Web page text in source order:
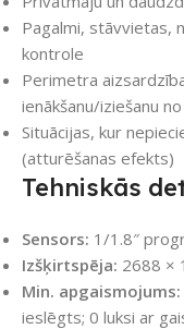
Pagalmi, stāvvietas,
kontrole
Perimetra
ienākšanu/iziešanu
Situācijas, kur
(atturēšanas efekts)
Tehniskās
Sensors: 1/1.8″
Izšķirtspēja: 2688 ×
Min. apgaismojums:
ieslēgts; 0 luksi ar